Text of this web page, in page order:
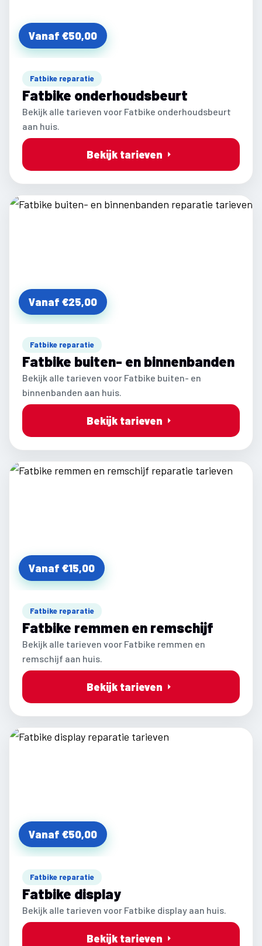
Vanaf €50,00
Fatbike reparatie
Fatbike onderhoudsbeurt
Bekijk alle tarieven voor Fatbike onderhoudsbeurt
aan huis.
Bekijk tarieven
Vanaf €25,00
Fatbike reparatie
Fatbike buiten- en binnenbanden
Bekijk alle tarieven voor Fatbike buiten- en
binnenbanden aan huis.
Bekijk tarieven
Vanaf €15,00
Fatbike reparatie
Fatbike remmen en remschijf
Bekijk alle tarieven voor Fatbike remmen en
remschijf aan huis.
Bekijk tarieven
Vanaf €50,00
Fatbike reparatie
Fatbike display
Bekijk alle tarieven voor Fatbike display aan huis.
Bekijk tarieven